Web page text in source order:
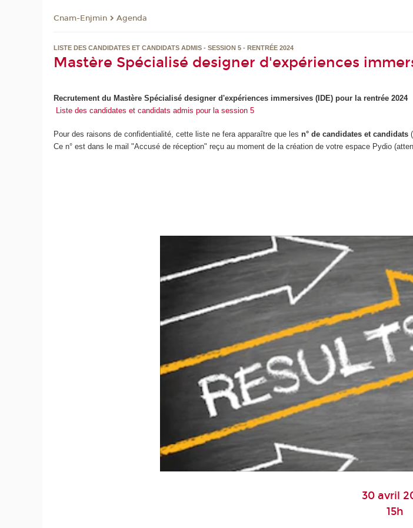
Cnam-Enjmin Agenda
LISTE DES CANDIDATES ET CANDIDATS ADMIS - SESSION 5 - RENTRÉE 2024
Mastère Spécialisé designer d'expériences
Recrutement du Mastère Spécialisé designer d'expériences immersives (IDE) pour la rentrée 2024
Liste des candidates et candidats admis pour la session 5
Pour des raisons de confidentialité, cette liste ne fera apparaître que lesn° de candidates et candidats
Ce n° est dans le mail "Accusé de réception" reçu au moment de la création de votre espace Pydio
30 avril
15h